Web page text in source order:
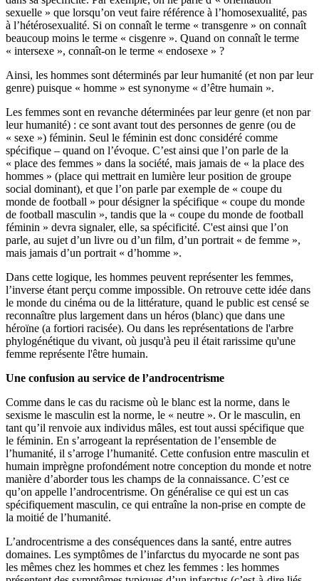
sexuelle » que lorsqu’on veut faire référence à l’homosexualité, pas
à l’hétérosexualité. Si on connaît le terme « transgenre » on connaît
beaucoup moins le terme « cisgenre ». Quand on connaît le terme
« intersexe », connaît-on le terme « endosexe » ?
Ainsi, les hommes sont déterminés par leur humanité (et non par leur
genre) puisque « homme » est synonyme « d’être humain ».
Les femmes sont en revanche déterminées par leur genre (et non par
leur humanité) : ce sont avant tout des personnes de genre (ou de
« sexe ») féminin. Seul le féminin est donc considéré comme
spécifique – quand on l’évoque. C’est ainsi que l’on parle de la
« place des femmes » dans la société, mais jamais de « la place des
hommes » (place qui mettrait en lumière leur position de groupe
social dominant), et que l’on parle par exemple de « coupe du
monde de football » pour désigner la spécifique « coupe du monde
de football masculin », tandis que la « coupe du monde de football
féminin » devra signaler, elle, sa spécificité. C'est ainsi que l’on
parle, au sujet d’un livre ou d’un film, d’un portrait « de femme »,
mais jamais d’un portrait « d’homme ».
Dans cette logique, les hommes peuvent représenter les femmes,
l’inverse étant perçu comme impossible. On retrouve cette idée dans
le monde du cinéma ou de la littérature, quand le public est censé se
reconnaître plus largement dans un héros (blanc) que dans une
héroïne (a fortiori racisée). Ou dans les représentations de l'arbre
phylogénétique du vivant, où jusqu'à peu il était rarissime qu'une
femme représente l'être humain.
Une confusion au service de l’androcentrisme
Comme dans le cas du racisme où le blanc est la norme, dans le
sexisme le masculin est la norme, le « neutre ». Or le masculin, en
tant qu’il renvoie aux individus mâles, est tout aussi spécifique que
le féminin. En s’arrogeant la représentation de l’ensemble de
l’humanité, il s’arroge l’humanité. Cette confusion entre masculin et
humain imprègne profondément notre conception du monde et notre
manière d’aborder tous les champs de la connaissance. C’est ce
qu’on appelle l’androcentrisme. On généralise ce qui est un cas
spécifiquement masculin, ce qui entraîne la non-prise en compte de
la moitié de l’humanité.
L’androcentrisme a des conséquences dans la santé, entre autres
domaines. Les symptômes de l’infarctus du myocarde ne sont pas
les mêmes chez les hommes et chez les femmes : les hommes